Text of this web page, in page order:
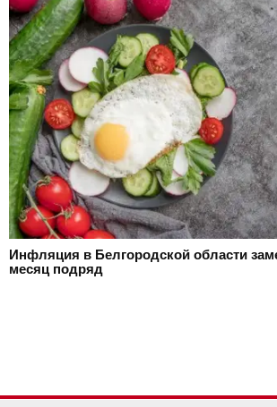
Инфляция в Белгородской области
месяц подряд